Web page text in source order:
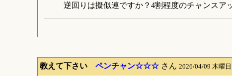
逆回りは擬似連ですか？4割程度のチャンスア
教えて下さい ペンチャン☆☆☆さん 2026/04/09 木曜